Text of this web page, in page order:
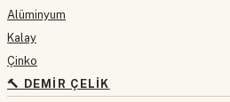
Alüminyum
Kalay
Çinko
🔨 DEMIR ÇELIK